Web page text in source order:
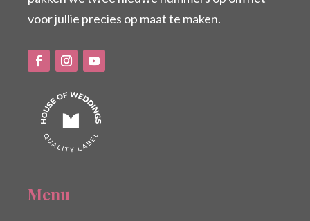
voor jullie precies op maat te maken.
Menu